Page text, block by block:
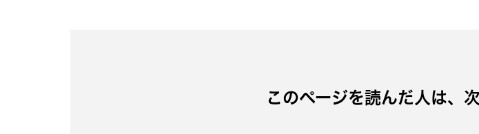
このページを読んだ人は、